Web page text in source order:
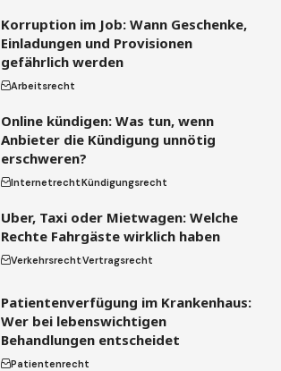
Korruption im Job: Wann Geschenke,
Einladungen und Provisionen
gefährlich werden
Arbeitsrecht
Online kündigen: Was tun, wenn
Anbieter die Kündigung unnötig
erschweren?
InternetrechtKündigungsrecht
Uber, Taxi oder Mietwagen: Welche
Rechte Fahrgäste wirklich haben
VerkehrsrechtVertragsrecht
Patientenverfügung im Krankenhaus:
Wer bei lebenswichtigen
Behandlungen entscheidet
Patientenrecht